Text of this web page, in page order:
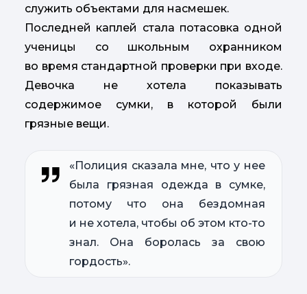
служить объектами для насмешек.
Последней каплей стала потасовка одной
ученицы со школьным охранником
во время стандартной проверки при входе.
Девочка не хотела показывать
содержимое сумки, в которой были
грязные вещи.
«Полиция сказала мне, что у нее
была грязная одежда в сумке,
потому что она бездомная
и не хотела, чтобы об этом кто-то
знал. Она боролась за свою
гордость».